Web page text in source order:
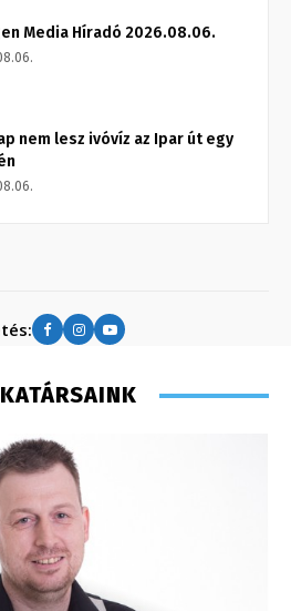
Media Híradó 2026.08.06.
nem lesz ivóvíz az Ipar út egy